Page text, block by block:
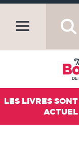
DE
LES LIVRES